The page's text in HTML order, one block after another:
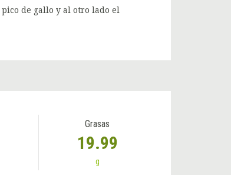
de gallo y al otro lado el
Grasas
19.99
g